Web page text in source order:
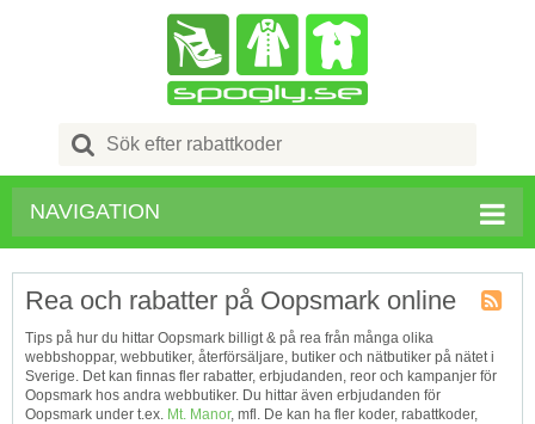
Search
for:
NAVIGATION
Tagg
RSS
Rea och rabatter på Oopsmark online
Tips på hur du hittar Oopsmark billigt & på rea från många olika
webbshoppar, webbutiker, återförsäljare, butiker och nätbutiker på nätet i
Sverige. Det kan finnas fler rabatter, erbjudanden, reor och kampanjer för
Oopsmark hos andra webbutiker. Du hittar även erbjudanden för
Oopsmark under t.ex. Mt. Manor, mfl. De kan ha fler koder, rabattkoder,